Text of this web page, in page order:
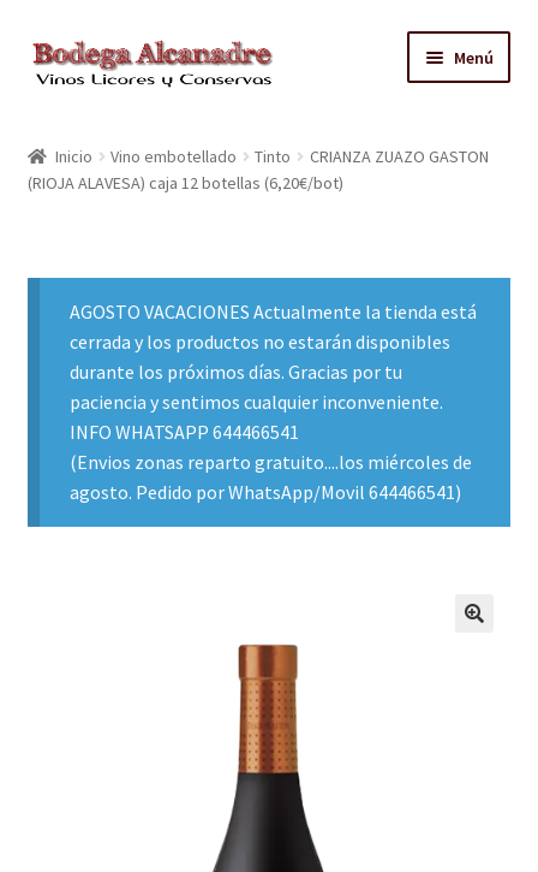
Ir
Ir
al
Menú
VINO EMBOTELLADO
ACEITE
CONTACTO
ZONAS REPARTO GRATUITO Y CONDICIONES
Inicio Vino embotellado Tinto
CRIANZA ZUAZO GASTON
(RIOJA ALAVESA) caja 12 botellas (6,20€/bot)
AGOSTO VACACIONES Actualmente la tienda está
cerrada y los productos no estarán disponibles
durante los próximos días. Gracias por tu
paciencia y sentimos cualquier inconveniente.
INFO WHATSAPP 644466541
(Envios zonas reparto gratuito....los miércoles de
agosto. Pedido por WhatsApp/Movil 644466541)